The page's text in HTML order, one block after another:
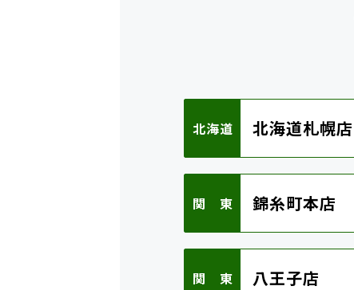
北海道 北海道札幌店
関 東 錦糸町本店
関 東 八王子店